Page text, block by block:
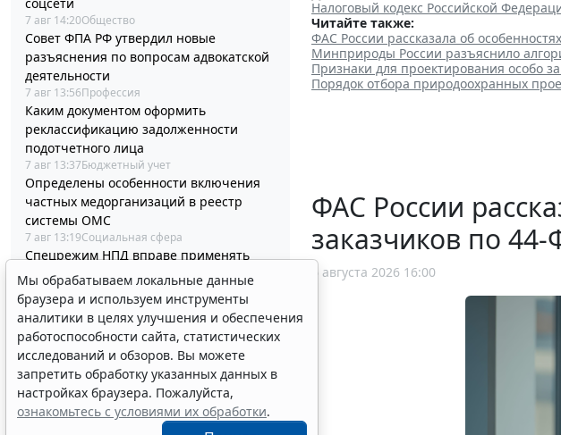
7 авг 14:20Общество
Совет ФПА РФ утвердил новые
разъяснения по вопросам адвокатской
деятельности
7 авг 13:56Профессия
Каким документом оформить
реклассификацию задолженности
подотчетного лица
7 авг 13:37Бюджетный учет
Определены особенности включения
частных медорганизаций в реестр
системы ОМС
7 авг 13:19Социальная сфера
Спецрежим НПД вправе применять
несовершеннолетние в возрасте от 14
до 18 лет
7 авг 12:58 Налоги и бухучет
При госрегистрации судна определят
соответствие идентифицирующим
признакам
7 авг 12:34 Транспорт
В Госдуме предложили заменить ЕГЭ
аттестацией в форме государственного
Налоговый кодекс Российской
Читайте также:
ФАС России рассказала об
Минприроды России разъяснило
Признаки для проектирования особо
Порядок отбора природоохранных
ФАС России
заказчиков по 44-
6 августа 2026 16:00
Мы обрабатываем локальные данные
браузера и используем инструменты
аналитики в целях улучшения и обеспечения
работоспособности сайта, статистических
исследований и обзоров. Вы можете
запретить обработку указанных данных в
настройках браузера. Пожалуйста,
ознакомьтесь с условиями их обработки.